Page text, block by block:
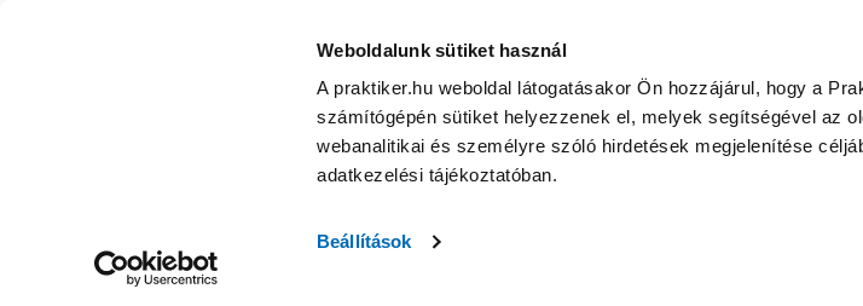
Weboldalunk sütiket használ
A praktiker.hu weboldal látogatásakor Ön hozzájárul, hogy a
számítógépén sütiket helyezzenek el, melyek segítségével az
webanalitikai és személyre szóló hirdetések megjelenítése
adatkezelési tájékoztatóban.
Beállítások